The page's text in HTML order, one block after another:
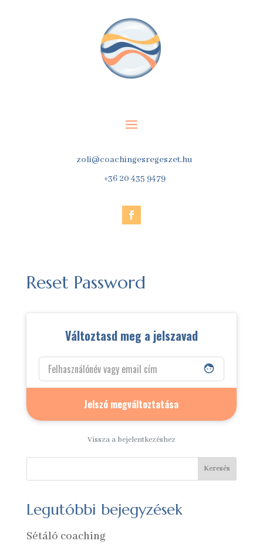
zoli@coachingesregeszet.hu
+36 20 435 9479
Reset Password
Változtasd meg a jelszavad
face
Vissza a bejelentkezéshez
Keresés
Legutóbbi bejegyzések
Sétáló coaching